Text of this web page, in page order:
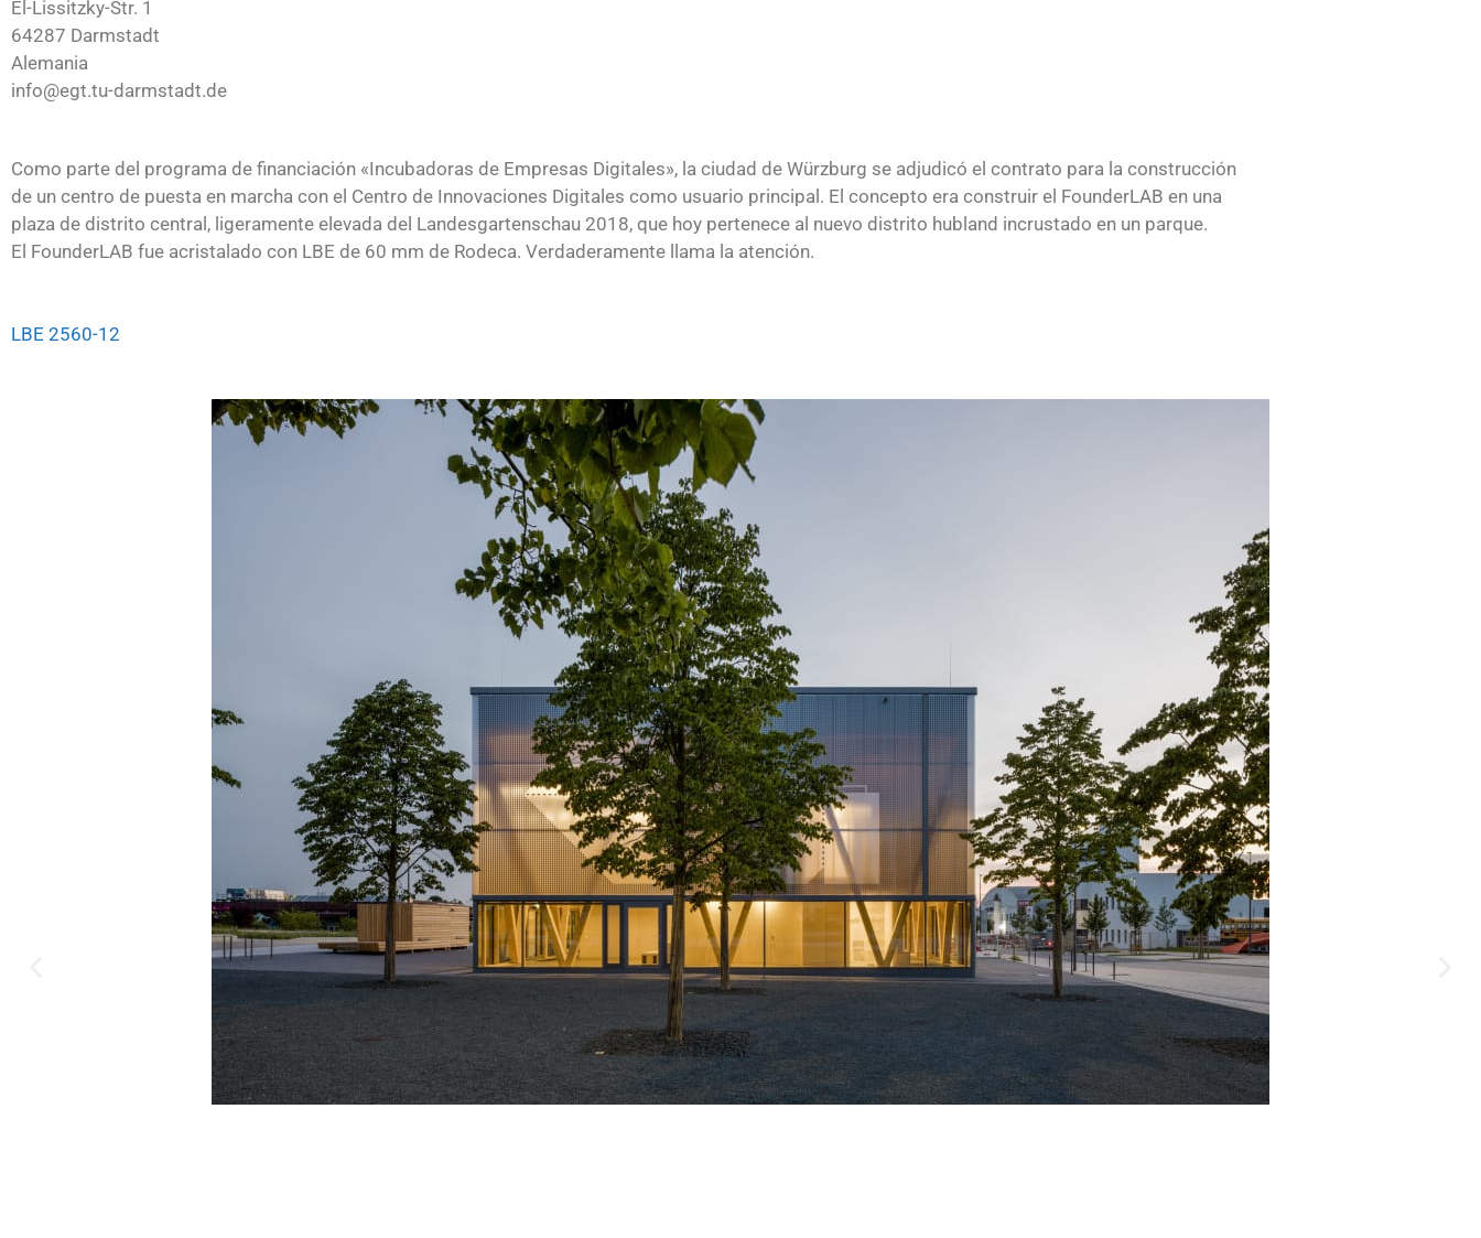
El-Lissitzky-Str. 1
64287 Darmstadt
Alemania
info@egt.tu-darmstadt.de
Como parte del programa de financiación «Incubadoras de Empresas Digitales», la ciudad de Würzburg se adjudicó el contrato para la construcción
de un centro de puesta en marcha con el Centro de Innovaciones Digitales como usuario principal. El concepto era construir el FounderLAB en una
plaza de distrito central, ligeramente elevada del Landesgartenschau 2018, que hoy pertenece al nuevo distrito hubland incrustado en un parque.
El FounderLAB fue acristalado con LBE de 60 mm de Rodeca. Verdaderamente llama la atención.
LBE 2560-12